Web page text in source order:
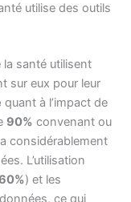
utilise des outils
santé utilisent
sur eux pour leur
quant à l’impact de
90% convenant ou
considérablement
L’utilisation
) et les
ce qui